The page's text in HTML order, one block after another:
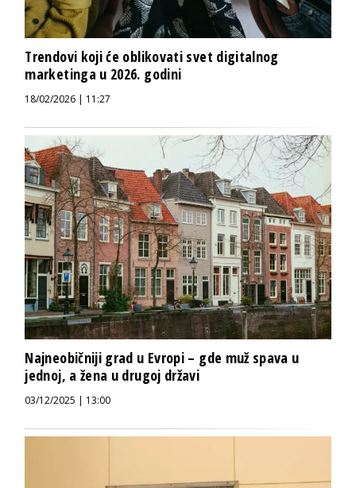
Trendovi koji će oblikovati svet digitalnog
marketinga u 2026. godini
18/02/2026 | 11:27
Najneobičniji grad u Evropi – gde muž spava u
jednoj, a žena u drugoj državi
03/12/2025 | 13:00